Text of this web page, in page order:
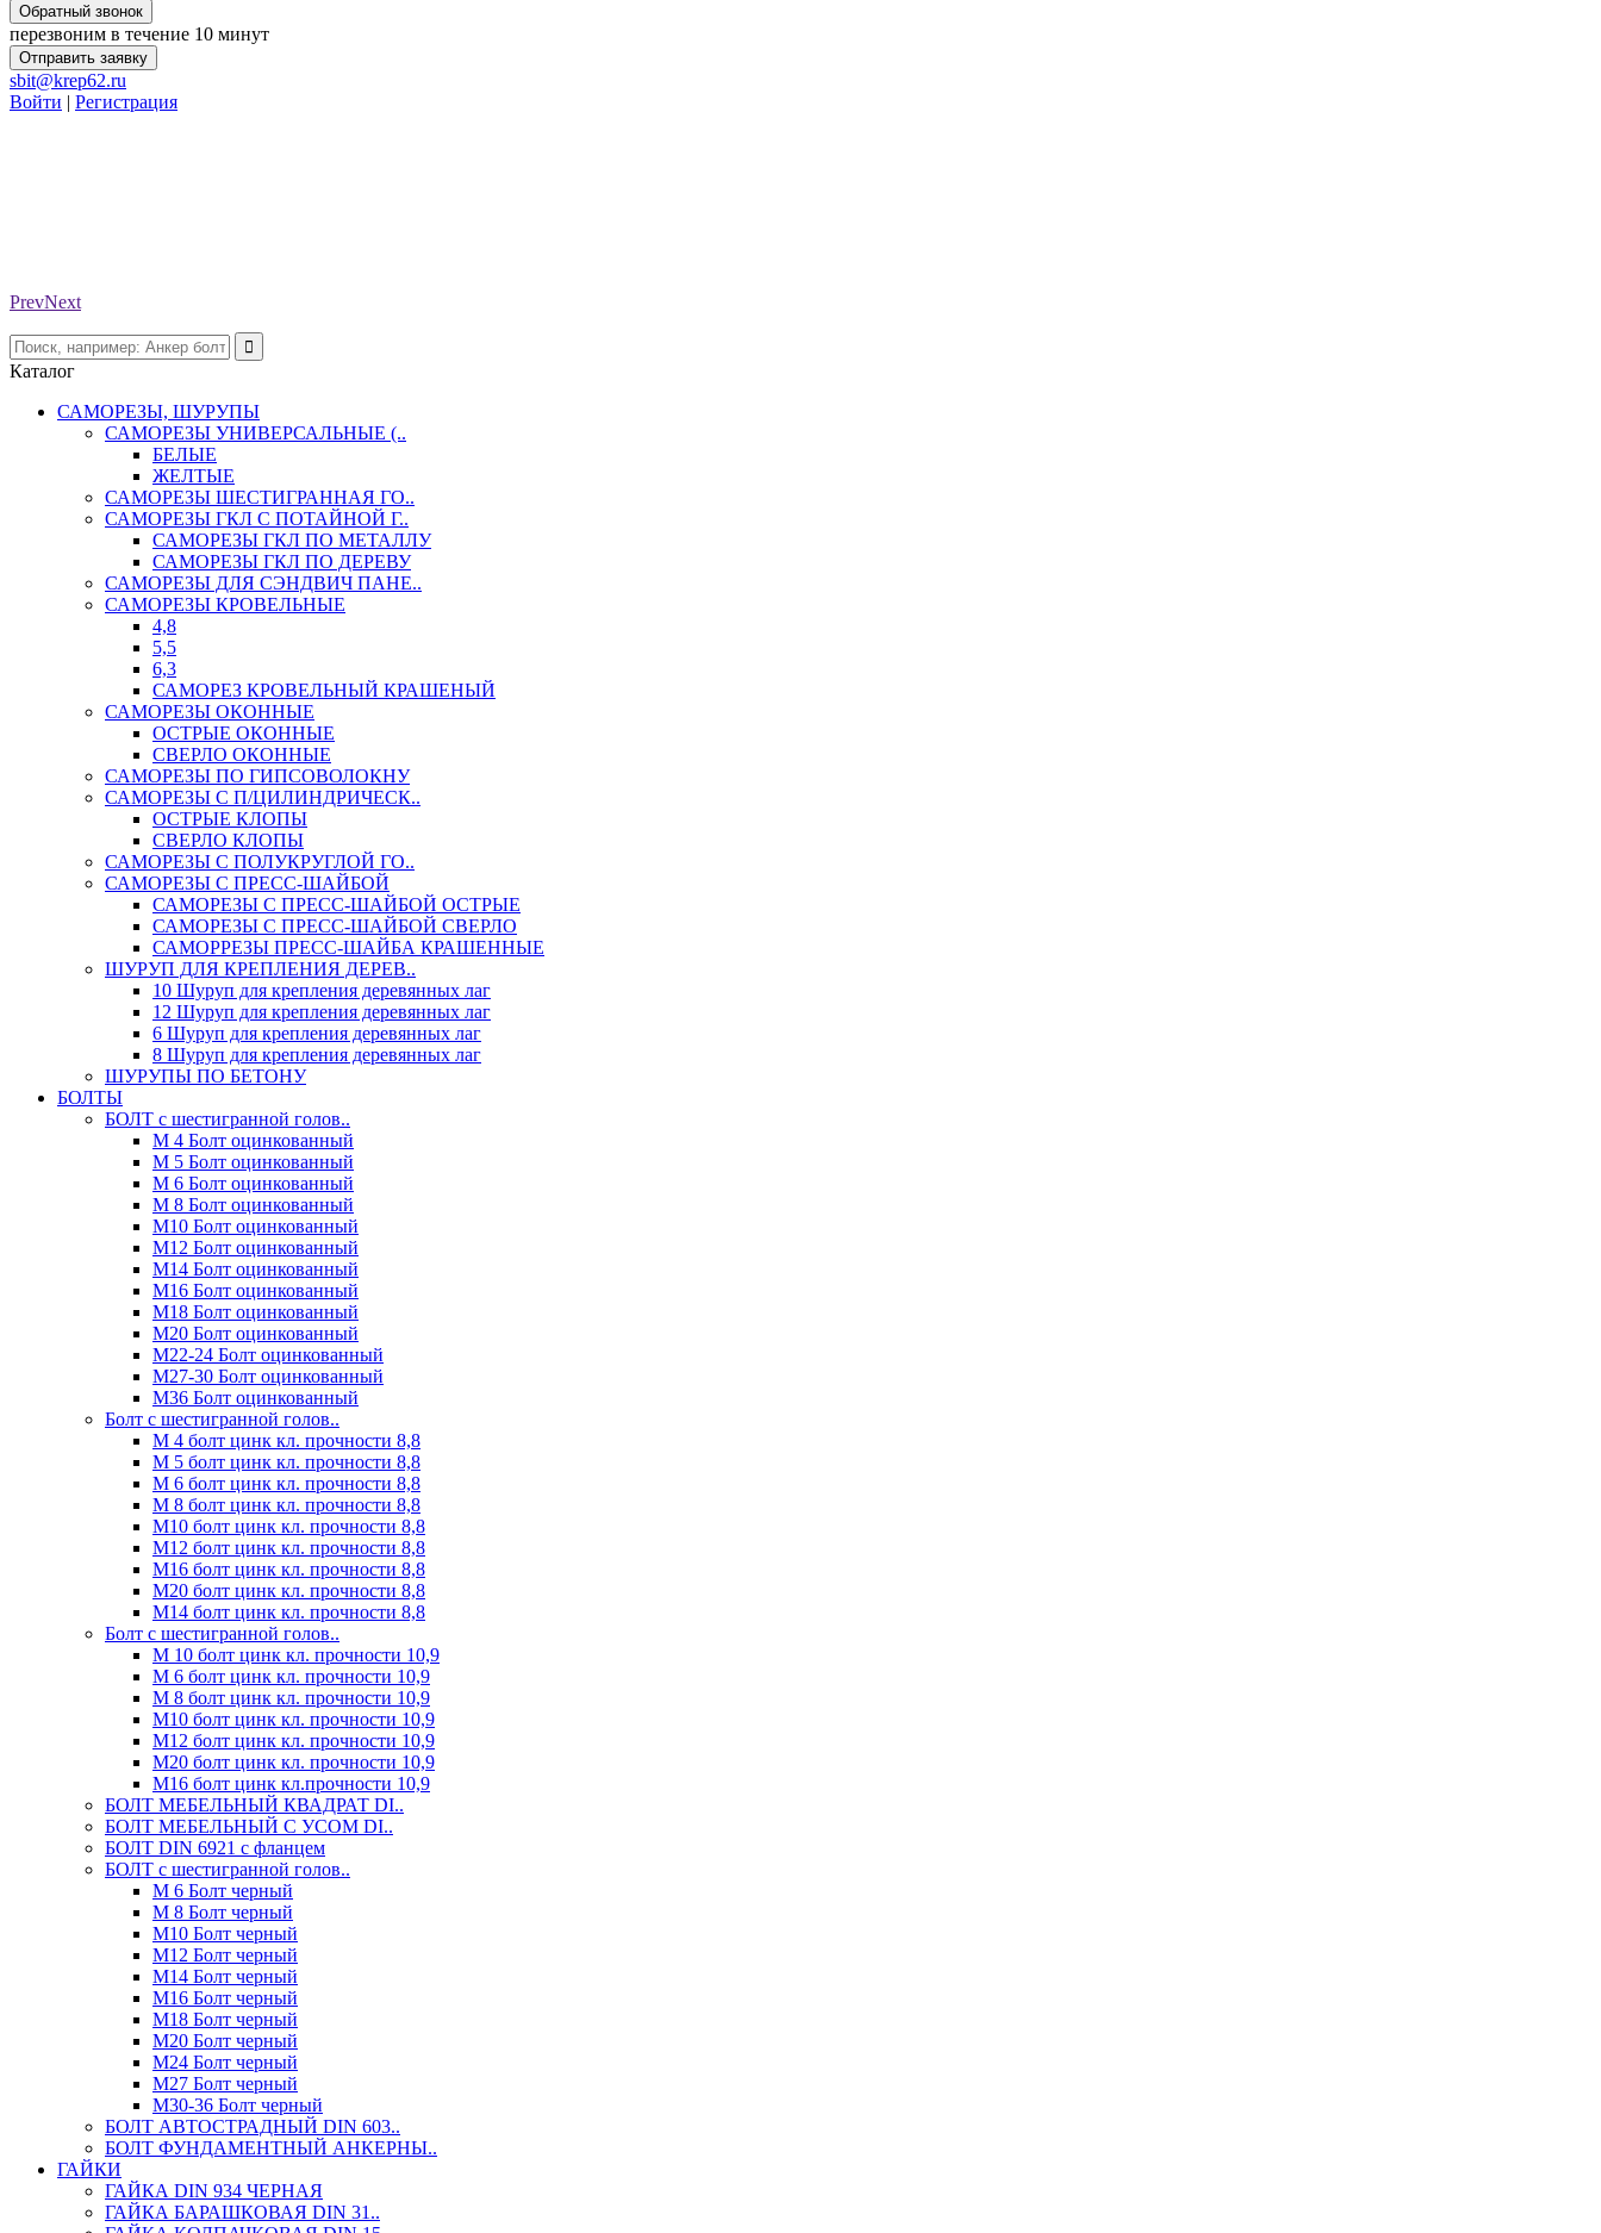
Обратный звонок
перезвоним в течение 10 минут
Отправить заявку
sbit@krep62.ru
Войти | Регистрация
PrevNext
Каталог
САМОРЕЗЫ, ШУРУПЫ
САМОРЕЗЫ УНИВЕРСАЛЬНЫЕ (..
БЕЛЫЕ
ЖЕЛТЫЕ
САМОРЕЗЫ ШЕСТИГРАННАЯ ГО..
САМОРЕЗЫ ГКЛ С ПОТАЙНОЙ Г..
САМОРЕЗЫ ГКЛ ПО МЕТАЛЛУ
САМОРЕЗЫ ГКЛ ПО ДЕРЕВУ
САМОРЕЗЫ ДЛЯ СЭНДВИЧ ПАНЕ..
САМОРЕЗЫ КРОВЕЛЬНЫЕ
4,8
5,5
6,3
САМОРЕЗ КРОВЕЛЬНЫЙ КРАШЕНЫЙ
САМОРЕЗЫ ОКОННЫЕ
ОСТРЫЕ ОКОННЫЕ
СВЕРЛО ОКОННЫЕ
САМОРЕЗЫ ПО ГИПСОВОЛОКНУ
САМОРЕЗЫ С П/ЦИЛИНДРИЧЕСК..
ОСТРЫЕ КЛОПЫ
СВЕРЛО КЛОПЫ
САМОРЕЗЫ С ПОЛУКРУГЛОЙ ГО..
САМОРЕЗЫ С ПРЕСС-ШАЙБОЙ
САМОРЕЗЫ С ПРЕСС-ШАЙБОЙ ОСТРЫЕ
САМОРЕЗЫ С ПРЕСС-ШАЙБОЙ СВЕРЛО
САМОРРЕЗЫ ПРЕСС-ШАЙБА КРАШЕННЫЕ
ШУРУП ДЛЯ КРЕПЛЕНИЯ ДЕРЕВ..
10 Шуруп для крепления деревянных лаг
12 Шуруп для крепления деревянных лаг
6 Шуруп для крепления деревянных лаг
8 Шуруп для крепления деревянных лаг
ШУРУПЫ ПО БЕТОНУ
БОЛТЫ
БОЛТ с шестигранной голов..
М 4 Болт оцинкованный
М 5 Болт оцинкованный
М 6 Болт оцинкованный
М 8 Болт оцинкованный
М10 Болт оцинкованный
М12 Болт оцинкованный
М14 Болт оцинкованный
М16 Болт оцинкованный
М18 Болт оцинкованный
М20 Болт оцинкованный
М22-24 Болт оцинкованный
М27-30 Болт оцинкованный
М36 Болт оцинкованный
Болт с шестигранной голов..
М 4 болт цинк кл. прочности 8,8
М 5 болт цинк кл. прочности 8,8
М 6 болт цинк кл. прочности 8,8
М 8 болт цинк кл. прочности 8,8
М10 болт цинк кл. прочности 8,8
М12 болт цинк кл. прочности 8,8
М16 болт цинк кл. прочности 8,8
М20 болт цинк кл. прочности 8,8
М14 болт цинк кл. прочности 8,8
Болт с шестигранной голов..
М 10 болт цинк кл. прочности 10,9
М 6 болт цинк кл. прочности 10,9
М 8 болт цинк кл. прочности 10,9
М10 болт цинк кл. прочности 10,9
М12 болт цинк кл. прочности 10,9
М20 болт цинк кл. прочности 10,9
М16 болт цинк кл.прочности 10,9
БОЛТ МЕБЕЛЬНЫЙ КВАДРАТ DI..
БОЛТ МЕБЕЛЬНЫЙ С УСОМ DI..
БОЛТ DIN 6921 c фланцем
БОЛТ с шестигранной голов..
М 6 Болт черный
М 8 Болт черный
М10 Болт черный
М12 Болт черный
М14 Болт черный
М16 Болт черный
М18 Болт черный
М20 Болт черный
М24 Болт черный
М27 Болт черный
М30-36 Болт черный
БОЛТ АВТОСТРАДНЫЙ DIN 603..
БОЛТ ФУНДАМЕНТНЫЙ АНКЕРНЫ..
ГАЙКИ
ГАЙКА DIN 934 ЧЕРНАЯ
ГАЙКА БАРАШКОВАЯ DIN 31..